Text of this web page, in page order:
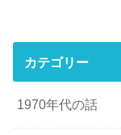
カテゴリー
1970年代の話